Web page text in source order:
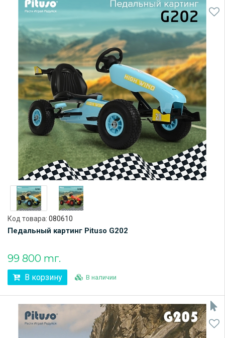
Код товара: 080610
Педальный картинг Pituso G202
99 800 тг.
В корзину В наличии